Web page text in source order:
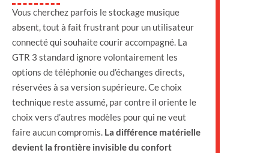
Vous cherchez parfois le stockage musique
absent, tout à fait frustrant pour un utilisateur
connecté qui souhaite courir accompagné. La
GTR 3 standard ignore volontairement les
options de téléphonie ou d’échanges directs,
réservées à sa version supérieure. Ce choix
technique reste assumé, par contre il oriente le
choix vers d’autres modèles pour qui ne veut
faire aucun compromis. La différence matérielle
devient la frontière invisible du confort